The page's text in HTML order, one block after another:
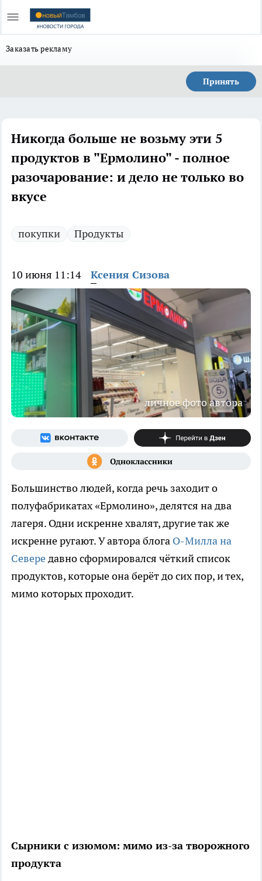
Заказать рекламу
Принять
Никогда больше не возьму эти 5
продуктов в "Ермолино" - полное
разочарование: и дело не только во
вкусе
покупки Продукты
10 июня 11:14 Ксения Сизова
личное фото автора
Большинство людей, когда речь заходит о
полуфабрикатах «Ермолино», делятся на два
лагеря. Одни искренне хвалят, другие так же
искренне ругают. У автора блога О-Милла на
Севередавно сформировался чёткий список
продуктов, которые она берёт до сих пор, и тех,
мимо которых проходит.
Сырники с изюмом: мимо из-за творожного
продукта